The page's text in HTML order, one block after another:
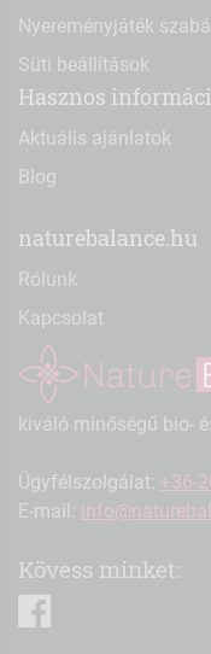
Nyereményjáték
Süti beállítások
Hasznos
Aktuális ajánlatok
Blog
naturebalance.hu
Rólunk
Kapcsolat
kiváló minőségű bio-
Ügyfélszolgálat: +36-
E-mail:
Kövess minket: